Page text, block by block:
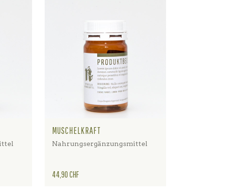
MUSCHELKRAFT
Nahrungsergänzungsmittel
Preis
44,90 CHF